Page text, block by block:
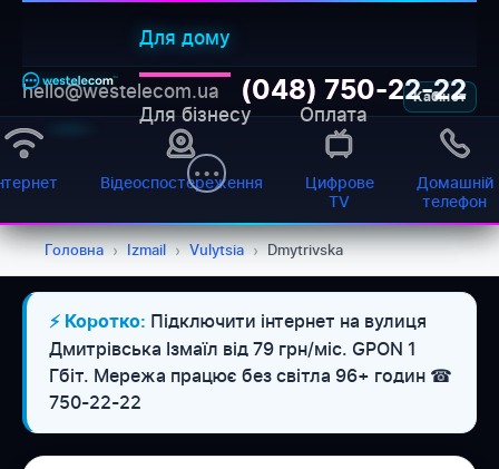
Для дому
Для бізнесу Оплата
Кабінет
hello@westelecom.ua (048) 750-22-22
Відеоспостереження
Цифрове
TV
Домашній
телефон
Головна › Izmail › Vulytsia › Dmytrivska
⚡ Коротко: Підключити інтернет на вулиця
Дмитрівська Ізмаїл від 79 грн/міс. GPON 1
Гбіт. Мережа працює без світла 96+ годин ☎
750-22-22
WESTELECOM
Онлайн-підтримка